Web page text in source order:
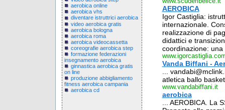
aerobica online
aerobica vhs
diventare istruttrici aerobica
video aerobica gratis
aerobica bologna
aerobica roma
aerobica videocassetta
coreografie aerobica step
formazione federazioni
insegnamento aerobica
ginnastica aerobica gratis
on line
produzione abbigliamento
fitness aerobica campania
aerobica cd
AEROBICA
Igor Castiglia:
internazionale.
realizzazione di
didattici e
coordinazione:
Vanda Biffani -
...
atletica ballo
www.vandabiffani.it
aerobica
... AEROBICA. La